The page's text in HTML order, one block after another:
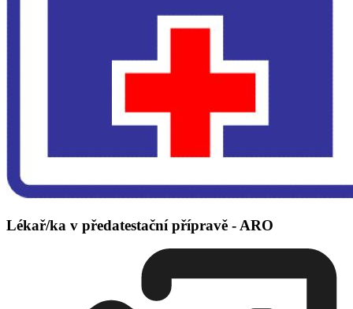
Lékař/ka v předatestační přípravě - ARO